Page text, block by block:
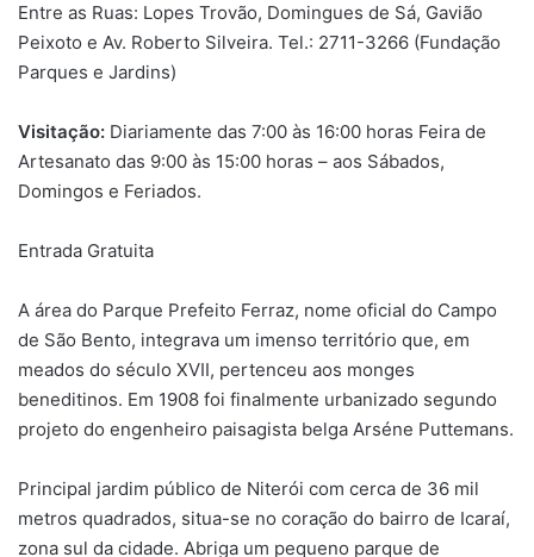
Entre as Ruas: Lopes Trovão, Domingues de Sá, Gavião
Peixoto e Av. Roberto Silveira. Tel.: 2711-3266 (Fundação
Parques e Jardins)
Visitação: Diariamente das 7:00 às 16:00 horas Feira de
Artesanato das 9:00 às 15:00 horas – aos Sábados,
Domingos e Feriados.
Entrada Gratuita
A área do Parque Prefeito Ferraz, nome oficial do Campo
de São Bento, integrava um imenso território que, em
meados do século XVII, pertenceu aos monges
beneditinos. Em 1908 foi finalmente urbanizado segundo
projeto do engenheiro paisagista belga Arséne Puttemans.
Principal jardim público de Niterói com cerca de 36 mil
metros quadrados, situa-se no coração do bairro de Icaraí,
zona sul da cidade. Abriga um pequeno parque de